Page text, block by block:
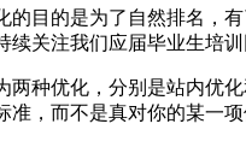
的目的是为了自然排名，
续关注我们应届毕业生培
两种优化，分别是站内优
准，而不是真对你的某一